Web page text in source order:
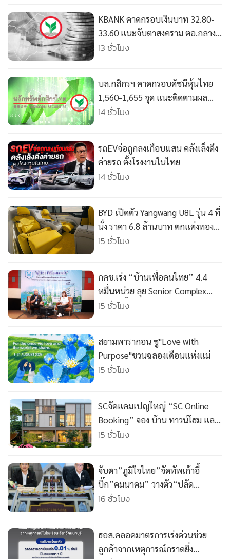
KBANK คาดกรอบเงินบาท 32.80-
33.60 แนะจับตาสงคราม ตอ.กลาง
ฟันโฟลว์ และถ้อยแถลงเฟด
13 ชั่วโมง
บล.กสิกรฯ คาดกรอบดัชนีหุ้นไทย
1,560-1,655 จุด แนะติดตามผล
ประกอบการ Q2/69 และถ้อยแถลง
14 ชั่วโมง
รถEVจ่อถูกลงเกือบแสน คลังเล็งดึง
ค่ายรถ ตั้งโรงงานในไทย
14 ชั่วโมง
BYD เปิดตัว Yangwang U8L รุ่น 4 ที่
นั่ง ราคา 6.8 ล้านบาท ตกแต่งทอง
24K พร้อมศิลปะลายภูเขา
15 ชั่วโมง
กคช.เร่ง “บ้านเพื่อคนไทย” 4.4
หมื่นหน่วย ลุย Senior Complex
ชลบุรี–ฟื้นฟูเมือง
15 ชั่วโมง
สยามพารากอน ชู"Love with
Purpose"ชวนฉลองเดือนแห่งแม่
15 ชั่วโมง
SCจัดแคมเปญใหญ่ “SC Online
Booking” จอง บ้าน ทาวน์โฮม และ
คอนโด
15 ชั่วโมง
จับตา”ภูมิใจไทย”จัดทัพเก้าอี้
บิ๊ก”คมนาคม” วางตัว“ปลัด
คมนาคม”คนใหม่ นั่งยาว 8-10 ปี
16 ชั่วโมง
ธอส.คลอดมาตรการเร่งด่วนช่วย
ลูกค้าจากเหตุการณ์กราดยิ่ง